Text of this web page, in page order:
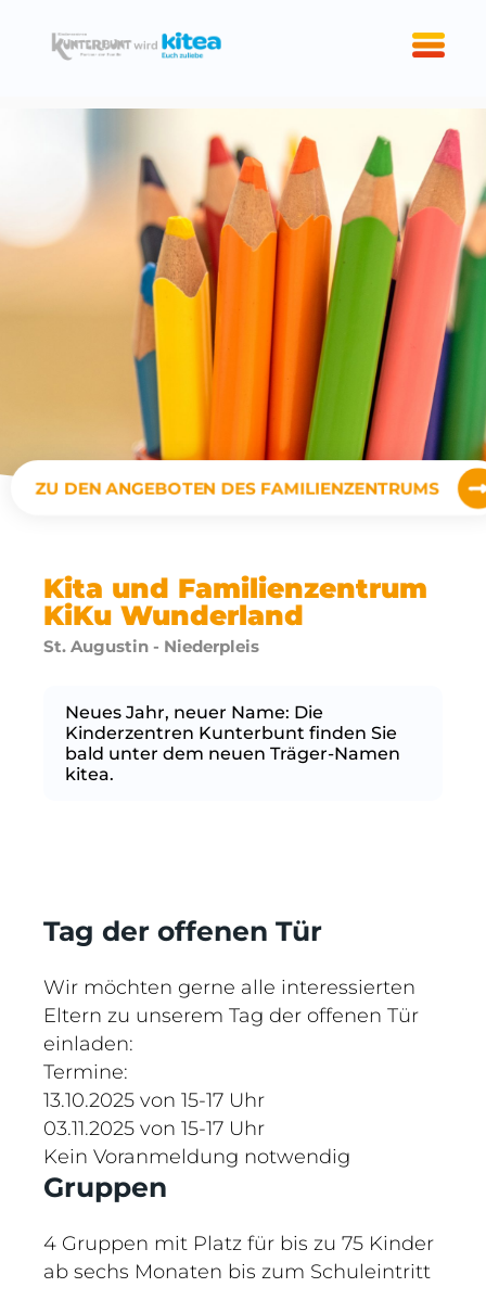
Kita und Familienzentrum
KiKu Wunderland
St. Augustin - Niederpleis
Neues Jahr, neuer Name: Die
Kinderzentren Kunterbunt finden Sie
bald unter dem neuen Träger-Namen
kitea.
ZU DEN ANGEBOTEN DES FAMILIENZENTRUMS
Tag der offenen Tür
Wir möchten gerne alle interessierten
Eltern zu unserem Tag der offenen Tür
einladen:
Termine:
13.10.2025 von 15-17 Uhr
03.11.2025 von 15-17 Uhr
Kein Voranmeldung notwendig
Gruppen
4 Gruppen mit Platz für bis zu 75 Kinder
ab sechs Monaten bis zum Schuleintritt